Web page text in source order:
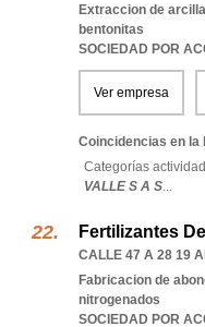
Extraccion de
bentonitas
SOCIEDAD POR
Ver empresa
Coincidencias en la
Categorías
VALLE S A S...
Fertilizantes
CALLE 47 A 28 19
Fabricacion de
nitrogenados
SOCIEDAD POR